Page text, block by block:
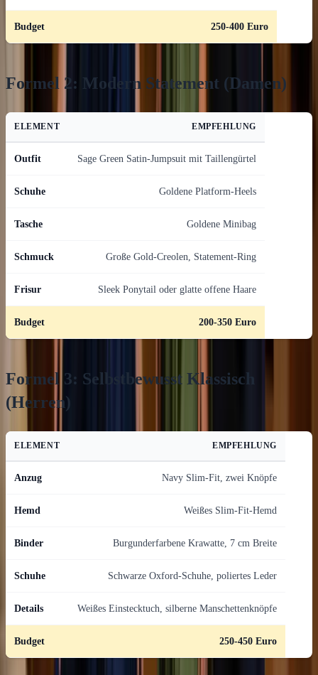
Budget 250-400 Euro
Formel 2: Modern Statement (Damen)
ELEMENT EMPFEHLUNG
Outfit Sage Green Satin-Jumpsuit mit Taillengürtel
Schuhe Goldene Platform-Heels
Tasche Goldene Minibag
Schmuck Große Gold-Creolen, Statement-Ring
Frisur Sleek Ponytail oder glatte offene Haare
Budget 200-350 Euro
Formel 3: Selbstbewusst Klassisch
(Herren)
ELEMENT EMPFEHLUNG
Anzug Navy Slim-Fit, zwei Knöpfe
Hemd Weißes Slim-Fit-Hemd
Binder Burgunderfarbene Krawatte, 7 cm Breite
Schuhe Schwarze Oxford-Schuhe, poliertes Leder
Details Weißes Einstecktuch, silberne Manschettenknöpfe
Budget 250-450 Euro